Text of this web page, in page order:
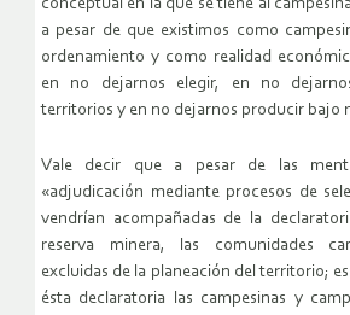
conceptual en la que se tiene al
a pesar de que existimos como
ordenamiento y como realidad
en no dejarnos elegir, en no
territorios y en no dejarnos producir bajo
Vale decir que a pesar de las
«adjudicación mediante procesos de
vendrían acompañadas de la
reserva minera, las comunidades
excluidas de la planeación del territorio;
ésta declaratoria las campesinas y